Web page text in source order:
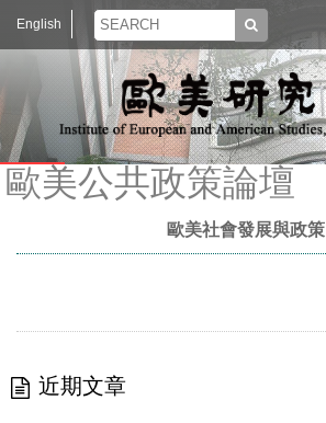
English
歐美公共政策論壇
歐美社會發展與政策
近期文章